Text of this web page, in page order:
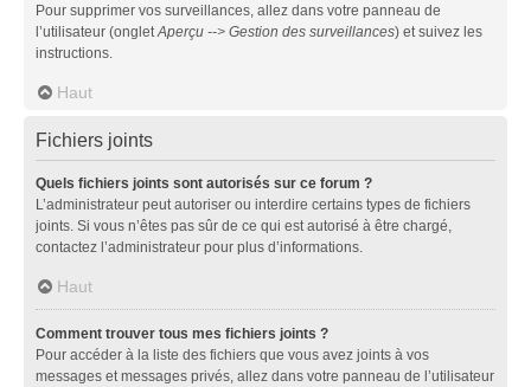
Pour supprimer vos surveillances, allez dans votre panneau de
l’utilisateur (ongletAperçu --> Gestion des surveillances) et suivez les
instructions.
Haut
Fichiers joints
Quels fichiers joints sont autorisés sur ce forum ?
L’administrateur peut autoriser ou interdire certains types de fichiers
joints. Si vous n’êtes pas sûr de ce qui est autorisé à être chargé,
contactez l’administrateur pour plus d’informations.
Haut
Comment trouver tous mes fichiers joints ?
Pour accéder à la liste des fichiers que vous avez joints à vos
messages et messages privés, allez dans votre panneau de l’utilisateur